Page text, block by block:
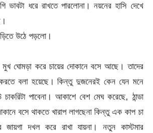
ভাবটা ধরে রাখতে পারলোনা। নয়নের হাসি দেখে
উঠে পড়লো।
ঘোমড়া করে চায়ের দোকানে বসে আছে। তাদের
করতে বলা হয়েছে। কিন্তু দুজনেরই কেন যেন মনে
পাবেনা। আকাশে বেশ মেঘ করেছে, ঠান্ডা
বসে থাকতে খারাপ লাগছেনা কিন্তু এক কাপ চা
জায়গা দখল করে রাখা যায়না। নতুন কাস্টমার